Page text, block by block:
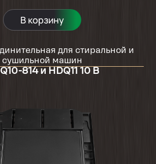
В корзину
для стиральной и
сушильной машин
814 и HDQ11 10 B